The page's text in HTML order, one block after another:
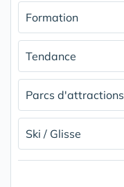
Formation
Tendance
Parcs d'attractions
Ski / Glisse